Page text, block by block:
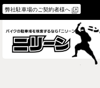
弊社駐車場のご契約者様へ